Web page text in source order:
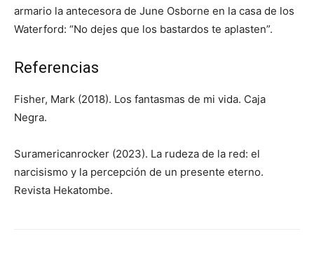
armario la antecesora de June Osborne en la casa de los
Waterford: “No dejes que los bastardos te aplasten”.
Referencias
Fisher, Mark (2018). Los fantasmas de mi vida. Caja
Negra.
Suramericanrocker (2023). La rudeza de la red: el
narcisismo y la percepción de un presente eterno.
Revista Hekatombe.